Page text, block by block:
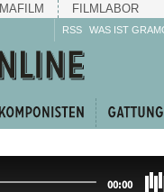
MAFILM FILMLABOR
RSS WAS IST
00:00